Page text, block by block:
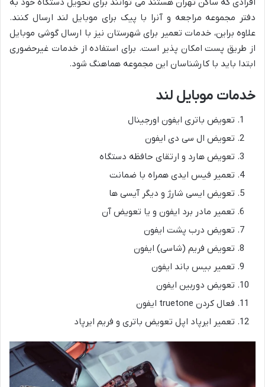
افرادی که ساکن تهران هستند می توانند برای تحویل دستگاه خود به
دفتر مجموعه مراجعه و آنرا با پیک برای موبایل لند ارسال کنند.
علاوه براین، خدمات تعمیر برای شهرستان نیز با ارسال گوشی موبایل
از طریق پست امکان پذیر است. برای استفاده از خدمات غیرحضوری
ابتدا باید با کارشناسان این مجموعه هماهنگ شود.
خدمات موبایل لند
تعویض باتری ایفون اورجینال
تعویض ال سی دی ایفون
تعویض هارد و ارتقای حافظه دستگاه
تعمیر فیس ایدی همراه با ضمانت
تعویض ایسی شارژ و دیگر آیسی ها
تعمیر مادر برد ایفون و یا تعویض آن
تعویض درب پشت ایفون
تعویض فریم (شاسی) ایفون
تعمیر بیس باند ایفون
تعویض دوربین ایفون
فعال کردن truetone ایفون
تعمیر ایرپاد اپل تعویض باتری و فریم ایرپاد